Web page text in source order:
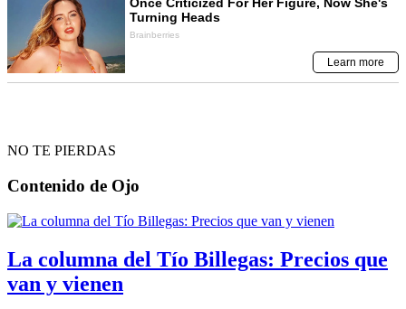
NO TE PIERDAS
Contenido de Ojo
La columna del Tío Billegas: Precios que
van y vienen